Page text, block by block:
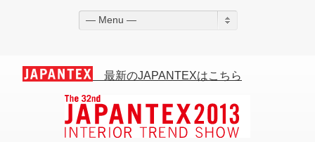
— Menu —
最新のJAPANTEXはこちら